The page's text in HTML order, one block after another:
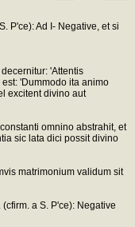
P'ce): Ad I- Negative, et si
'Attentis
'Dummodo ita animo
excitent divino aut
omnino abstrahit, et
sic lata dici possit divino
matrimonium validum sit
a S. P'ce): Negative